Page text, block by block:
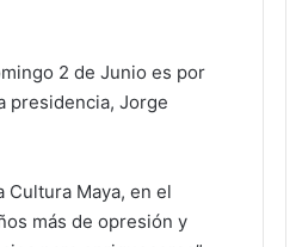
2 de Junio es por
presidencia, Jorge
Maya, en el
más de opresión y